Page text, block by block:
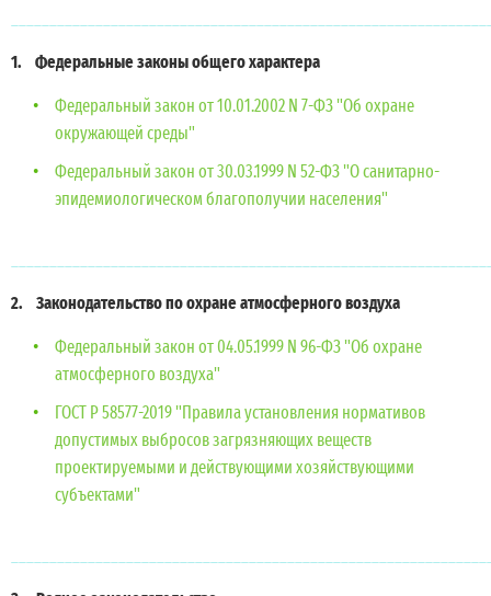
1. Федеральные законы общего характера
Федеральный закон от 10.01.2002 N 7-ФЗ "Об охране
окружающей среды"
Федеральный закон от 30.03.1999 N 52-ФЗ "О санитарно-
эпидемиологическом благополучии населения"
2. Законодательство по охране атмосферного воздуха
Федеральный закон от 04.05.1999 N 96-ФЗ "Об охране
атмосферного воздуха"
ГОСТ Р 58577-2019 "Правила установления нормативов
допустимых выбросов загрязняющих веществ
проектируемыми и действующими хозяйствующими
субъектами"